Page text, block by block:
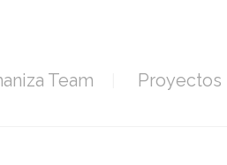
Team Proyectos